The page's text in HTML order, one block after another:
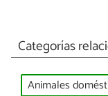
Categorías
Animales